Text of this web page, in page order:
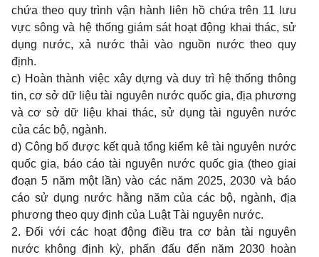
chứa theo quy trình vận hành liên hồ chứa trên 11 lưu
vực sông và hệ thống giám sát hoạt động khai thác, sử
dụng nước, xả nước thải vào nguồn nước theo quy
định.
c) Hoàn thành việc xây dựng và duy trì hệ thống thông
tin, cơ sở dữ liệu tài nguyên nước quốc gia, địa phương
và cơ sở dữ liệu khai thác, sử dụng tài nguyên nước
của các bộ, ngành.
d) Công bố được kết quả tổng kiểm kê tài nguyên nước
quốc gia, báo cáo tài nguyên nước quốc gia (theo giai
đoạn 5 năm một lần) vào các năm 2025, 2030 và báo
cáo sử dụng nước hằng năm của các bộ, ngành, địa
phương theo quy định của Luật Tài nguyên nước.
2. Đối với các hoạt động điều tra cơ bản tài nguyên
nước không định kỳ, phấn đấu đến năm 2030 hoàn